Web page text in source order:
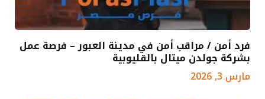
فرد أمن / مراقب أمن في مدينة العبور – فرصة عمل
بشركة جولدن ميتال بالقليوبية
مارس 3, 2026